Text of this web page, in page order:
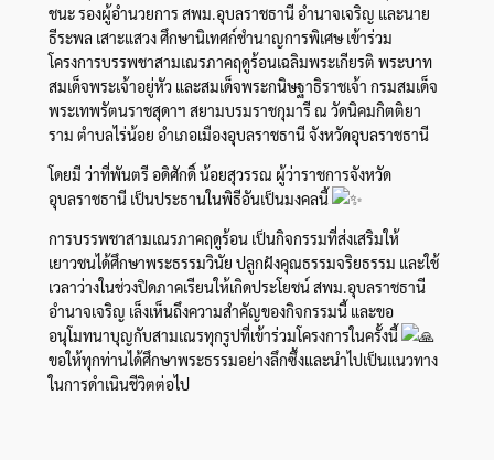
ชนะ รองผู้อำนวยการ สพม.อุบลราชธานี อำนาจเจริญ และนาย
ธีระพล เสาะแสวง ศึกษานิเทศก์ชำนาญการพิเศษ เข้าร่วม
โครงการบรรพชาสามเณรภาคฤดูร้อนเฉลิมพระเกียรติ พระบาท
สมเด็จพระเจ้าอยู่หัว และสมเด็จพระกนิษฐาธิราชเจ้า กรมสมเด็จ
พระเทพรัตนราชสุดาฯ สยามบรมราชกุมารี ณ วัดนิคมกิตติยา
ราม ตำบลไร่น้อย อำเภอเมืองอุบลราชธานี จังหวัดอุบลราชธานี
โดยมี ว่าที่พันตรี อดิศักดิ์ น้อยสุวรรณ ผู้ว่าราชการจังหวัด
อุบลราชธานี เป็นประธานในพิธีอันเป็นมงคลนี้
การบรรพชาสามเณรภาคฤดูร้อน เป็นกิจกรรมที่ส่งเสริมให้
เยาวชนได้ศึกษาพระธรรมวินัย ปลูกฝังคุณธรรมจริยธรรม และใช้
เวลาว่างในช่วงปิดภาคเรียนให้เกิดประโยชน์ สพม.อุบลราชธานี
อำนาจเจริญ เล็งเห็นถึงความสำคัญของกิจกรรมนี้ และขอ
อนุโมทนาบุญกับสามเณรทุกรูปที่เข้าร่วมโครงการในครั้งนี้
ขอให้ทุกท่านได้ศึกษาพระธรรมอย่างลึกซึ้งและนำไปเป็นแนวทาง
ในการดำเนินชีวิตต่อไป